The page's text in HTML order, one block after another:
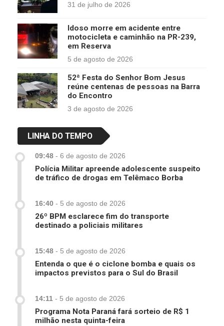
31 de julho de 2026
Idoso morre em acidente entre
motocicleta e caminhão na PR-239,
em Reserva
5 de agosto de 2026
52ª Festa do Senhor Bom Jesus
reúne centenas de pessoas na Barra
do Encontro
3 de agosto de 2026
LINHA DO TEMPO
09:48 - 6 de agosto de 2026
Polícia Militar apreende adolescente suspeito
de tráfico de drogas em Telêmaco Borba
16:40 - 5 de agosto de 2026
26º BPM esclarece fim do transporte
destinado a policiais militares
15:48 - 5 de agosto de 2026
Entenda o que é o ciclone bomba e quais os
impactos previstos para o Sul do Brasil
14:11 - 5 de agosto de 2026
Programa Nota Paraná fará sorteio de R$ 1
milhão nesta quinta-feira